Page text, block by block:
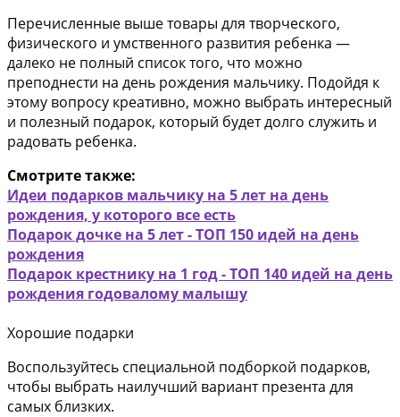
Перечисленные выше товары для творческого,
физического и умственного развития ребенка —
далеко не полный список того, что можно
преподнести на день рождения мальчику. Подойдя к
этому вопросу креативно, можно выбрать интересный
и полезный подарок, который будет долго служить и
радовать ребенка.
Смотрите также:
Идеи подарков мальчику на 5 лет на день
рождения, у которого все есть
Подарок дочке на 5 лет - ТОП 150 идей на день
рождения
Подарок крестнику на 1 год - ТОП 140 идей на день
рождения годовалому малышу
Хорошие подарки
Воспользуйтесь специальной подборкой подарков,
чтобы выбрать наилучший вариант презента для
самых близких.